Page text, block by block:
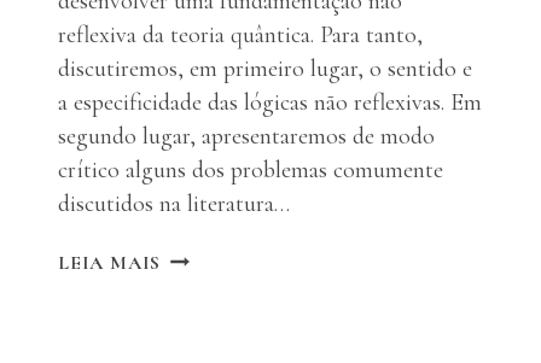
reflexiva da teoria quântica. Para tanto,
discutiremos, em primeiro lugar, o sentido e
a especificidade das lógicas não reflexivas. Em
segundo lugar, apresentaremos de modo
crítico alguns dos problemas comumente
discutidos na literatura…
LEIA MAIS SOBRE